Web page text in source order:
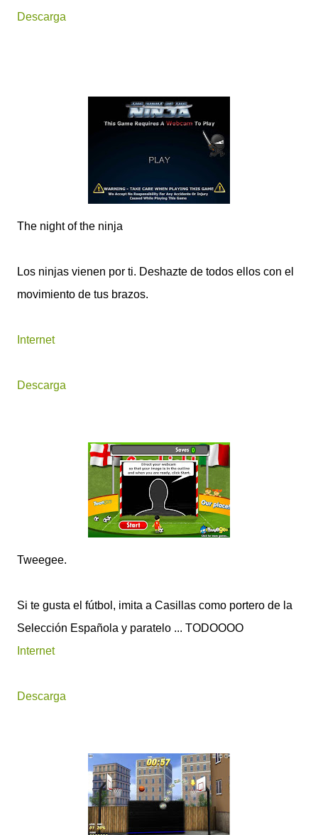
Descarga
The night of the ninja
Los ninjas vienen por ti. Deshazte de todos ellos con el
movimiento de tus brazos.
Internet
Descarga
Tweegee.
Si te gusta el fútbol, imita a Casillas como portero de la
Selección Española y paratelo ... TODOOOO
Internet
Descarga